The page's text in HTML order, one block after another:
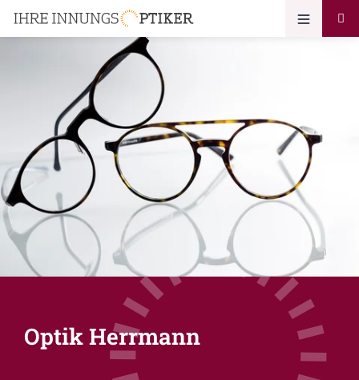
Optik Herrmann